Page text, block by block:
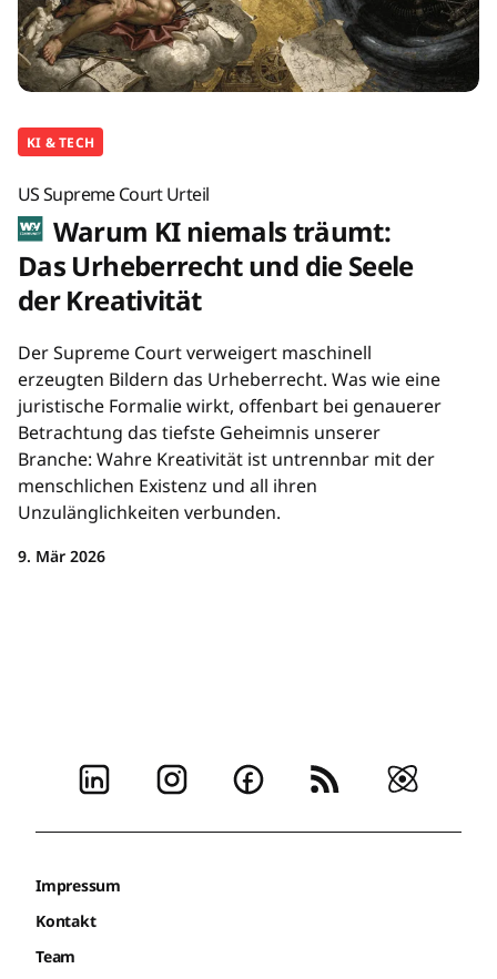
KI & TECH
US Supreme Court Urteil
Warum KI niemals träumt:
Das Urheberrecht und die Seele
der Kreativität
Der Supreme Court verweigert maschinell
erzeugten Bildern das Urheberrecht. Was wie eine
juristische Formalie wirkt, offenbart bei genauerer
Betrachtung das tiefste Geheimnis unserer
Branche: Wahre Kreativität ist untrennbar mit der
menschlichen Existenz und all ihren
Unzulänglichkeiten verbunden.
9. Mär 2026
Impressum
Kontakt
Team